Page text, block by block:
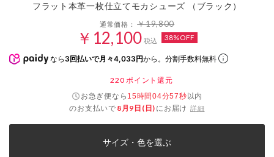
フラット本革一枚仕立てモカシューズ （ブラック）
通常価格：￥19,800
￥12,100 税込 38%OFF
なら 3回払いで月々4,033円から。分割手数料無料
220 ポイント還元
お急ぎ便なら 15時間04分57秒以内
のお支払いで 8月9日(日) にお届け 詳細
サイズ・色を選ぶ